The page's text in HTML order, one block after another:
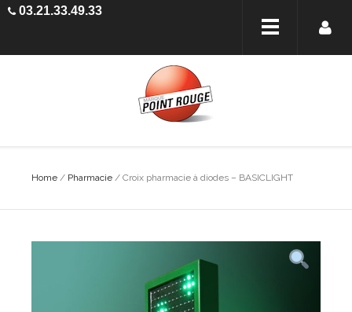
03.21.33.49.33
Home / Pharmacie / Croix pharmacie à diodes – BASICLIGHT